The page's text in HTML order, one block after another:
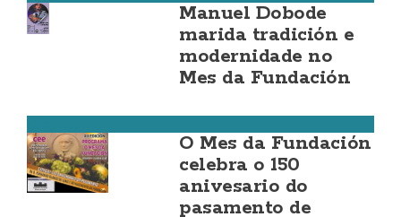
Manuel Dobode
marida tradición e
modernidade no
Mes da Fundación
O Mes da Fundación
celebra o 150
anivesario do
pasamento de